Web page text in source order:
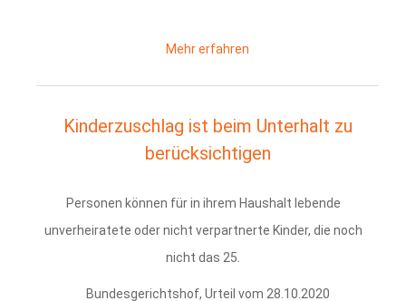
Mehr erfahren
Kinderzuschlag ist beim Unterhalt zu
berücksichtigen
Personen können für in ihrem Haushalt lebende
unverheiratete oder nicht verpartnerte Kinder, die noch
nicht das 25.
Bundesgerichtshof, Urteil vom 28.10.2020